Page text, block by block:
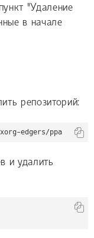
"Удаление
в начале
репозиторий:
edgers/ppa
и удалить